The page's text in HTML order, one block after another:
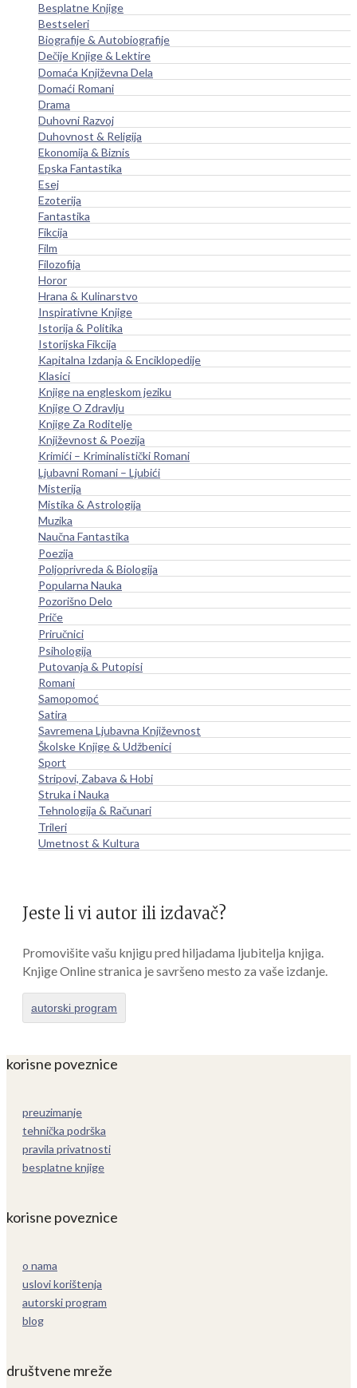
Besplatne Knjige
Bestseleri
Biografije & Autobiografije
Dečije Knjige & Lektire
Domaća Književna Dela
Domaći Romani
Drama
Duhovni Razvoj
Duhovnost & Religija
Ekonomija & Biznis
Epska Fantastika
Esej
Ezoterija
Fantastika
Fikcija
Film
Filozofija
Horor
Hrana & Kulinarstvo
Inspirativne Knjige
Istorija & Politika
Istorijska Fikcija
Kapitalna Izdanja & Enciklopedije
Klasici
Knjige na engleskom jeziku
Knjige O Zdravlju
Knjige Za Roditelje
Književnost & Poezija
Krimići – Kriminalistički Romani
Ljubavni Romani – Ljubići
Misterija
Mistika & Astrologija
Muzika
Naučna Fantastika
Poezija
Poljoprivreda & Biologija
Popularna Nauka
Pozorišno Delo
Priče
Priručnici
Psihologija
Putovanja & Putopisi
Romani
Samopomoć
Satira
Savremena Ljubavna Književnost
Školske Knjige & Udžbenici
Sport
Stripovi, Zabava & Hobi
Struka i Nauka
Tehnologija & Računari
Trileri
Umetnost & Kultura
Jeste li vi autor ili izdavač?
Promovišite vašu knjigu pred hiljadama ljubitelja knjiga.
Knjige Online stranica je savršeno mesto za vaše izdanje.
autorski program
korisne poveznice
preuzimanje
tehnička podrška
pravila privatnosti
besplatne knjige
korisne poveznice
o nama
uslovi korištenja
autorski program
blog
društvene mreže